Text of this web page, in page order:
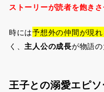
ストーリーが読者を飽き
時には予想外の仲間が現れ
く、 主人公の成長が物語
王子との溺愛エピ